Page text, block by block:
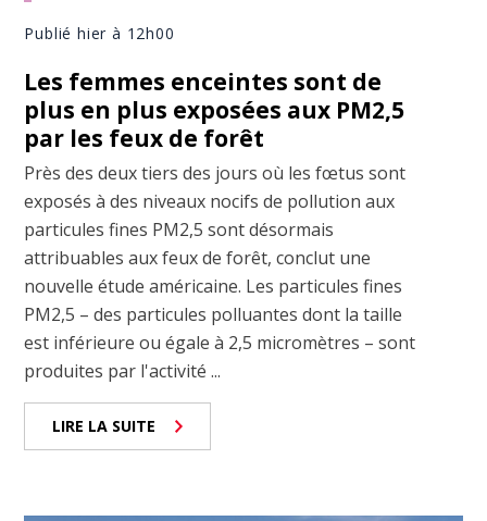
Publié hier à 12h00
Les femmes enceintes sont de
plus en plus exposées aux PM2,5
par les feux de forêt
Près des deux tiers des jours où les fœtus sont
exposés à des niveaux nocifs de pollution aux
particules fines PM2,5 sont désormais
attribuables aux feux de forêt, conclut une
nouvelle étude américaine. Les particules fines
PM2,5 – des particules polluantes dont la taille
est inférieure ou égale à 2,5 micromètres – sont
produites par l'activité ...
LIRE LA SUITE